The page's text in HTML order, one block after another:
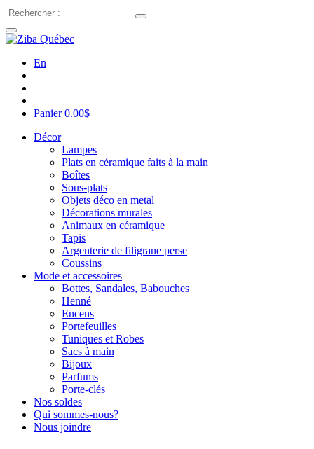
En
Panier0.00$
Décor
Lampes
Plats en céramique faits à la main
Boîtes
Sous-plats
Objets déco en metal
Décorations murales
Animaux en céramique
Tapis
Argenterie de filigrane perse
Coussins
Mode et accessoires
Bottes, Sandales, Babouches
Henné
Encens
Portefeuilles
Tuniques et Robes
Sacs à main
Bijoux
Parfums
Porte-clés
Nos soldes
Qui sommes-nous?
Nous joindre